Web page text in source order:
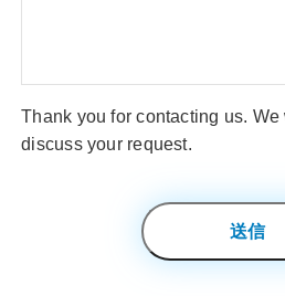
Thank you for contacting us.
discuss your request.
送信